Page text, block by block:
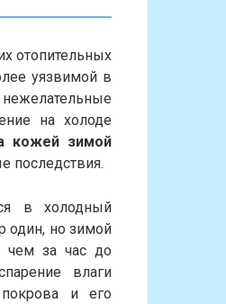
отопительных
уязвимой в
на холоде
кожей зимой
последствия.
в холодный
один, но зимой
чем за час до
влаги
и его